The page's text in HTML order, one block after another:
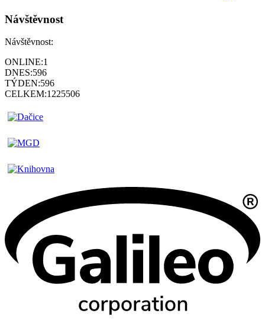
Návštěvnost
Návštěvnost:
ONLINE:1
DNES:596
TÝDEN:596
CELKEM:1225506